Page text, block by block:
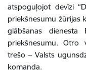
atspoguļojot devīzi
priekšnesumu žūrijas
glābšanas dienesta
priekšnesumu. Otro
trešo – Valsts
komanda.